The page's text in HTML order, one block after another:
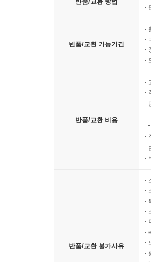
반품/교환 방법
반품/교환 가능기간
반품/교환 비용
반품/교환 불가사유